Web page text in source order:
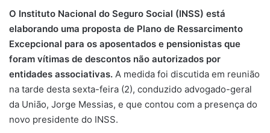
O Instituto Nacional do Seguro Social (INSS) está
elaborando uma proposta de Plano de Ressarcimento
Excepcional para os aposentados e pensionistas que
foram vítimas de descontos não autorizados por
entidades associativas. A medida foi discutida em reunião
na tarde desta sexta-feira (2), conduzido advogado-geral
da União, Jorge Messias, e que contou com a presença do
novo presidente do INSS.